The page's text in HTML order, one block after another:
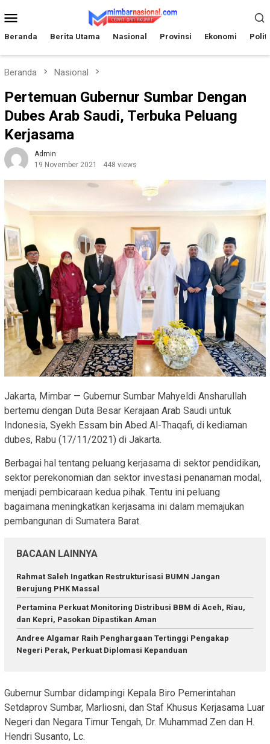
ke
Mobile
Beranda Berita Utama Nasional Provinsi Ekonomi
Beranda Nasional
Pertemuan Gubernur Sumbar Dengan
Dubes Arab Saudi, Terbuka Peluang
Kerjasama
Admin
19 November 2021
448 views
Jakarta, Mimbar — Gubernur Sumbar Mahyeldi Ansharullah
bertemu dengan Duta Besar Kerajaan Arab Saudi untuk
Indonesia, Syekh Essam bin Abed Al-Thaqafi, di kediaman
dubes, Rabu (17/11/2021) di Jakarta.
Berbagai hal tentang peluang kerjasama di sektor pendidikan,
sektor perekonomian dan sektor investasi penanaman modal,
menjadi pembicaraan kedua pihak. Tentu ini peluang
bagaimana meningkatkan kerjasama ini dalam memajukan
pembangunan di Sumatera Barat.
BACAAN LAINNYA
Rahmat Saleh Ingatkan Restrukturisasi BUMN Jangan
Berujung PHK Massal
Pertamina Perkuat Monitoring Distribusi BBM di Aceh, Riau,
dan Kepri, Pasokan Dipastikan Aman
Andree Algamar Raih Penghargaan Tertinggi Pengakap
Negeri Perak, Perkuat Diplomasi Kepanduan
Gubernur Sumbar didampingi Kepala Biro Pemerintahan
Setdaprov Sumbar, Marliosni, dan Staf Khusus Kerjasama Luar
Negeri dan Negara Timur Tengah, Dr. Muhammad Zen dan H.
Hendri Susanto, Lc.